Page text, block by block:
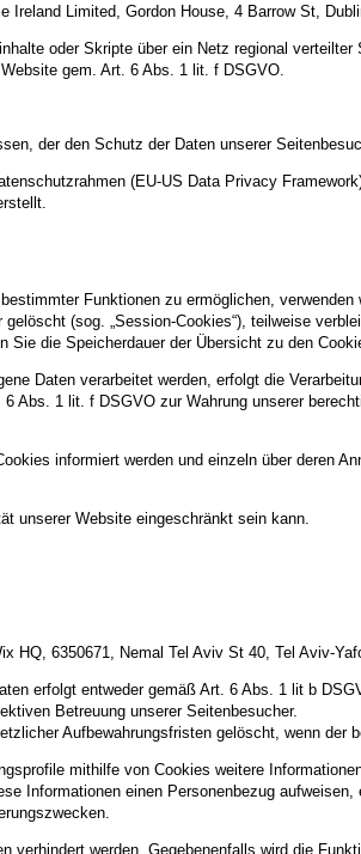
Ireland Limited, Gordon House, 4 Barrow St,
oder Skripte über ein Netz regional
gem. Art. 6 Abs. 1 lit. f DSGVO.
der den Schutz der Daten unserer
(EU-US Data Privacy
Funktionen zu ermöglichen,
(sog. „Session-Cookies“), teilweise
die Speicherdauer der Übersicht zu den
Daten verarbeitet werden, erfolgt die
Abs. 1 lit. f DSGVO zur Wahrung unserer
informiert werden und einzeln über deren
unserer Website eingeschränkt sein kann.
HQ, 6350671, Nemal Tel Aviv St 40, Tel Aviv-
erfolgt entweder gemäß Art. 6 Abs. 1 lit b
Betreuung unserer Seitenbesucher.
Aufbewahrungsfristen gelöscht, wenn
mithilfe von Cookies weitere
Informationen einen Personenbezug
verhindert werden. Gegebenenfalls wird die